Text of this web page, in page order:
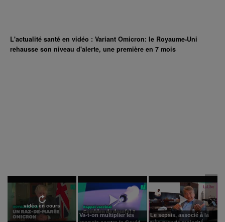
L'actualité santé en vidéo : Variant Omicron: le Royaume-Uni
rehausse son niveau d'alerte, une première en 7 mois
vidéo en cours
Va-t-on multiplier les
Le sepsis, associé à la